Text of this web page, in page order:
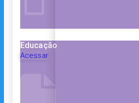
Educação
Acessar